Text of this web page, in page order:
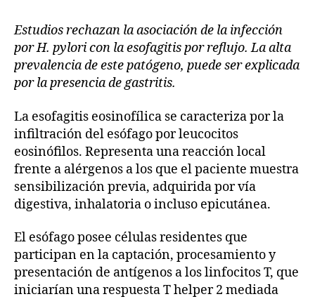
Estudios rechazan la asociación de la infección
por H. pylori con la esofagitis por reflujo. La alta
prevalencia de este patógeno, puede ser explicada
por la presencia de gastritis.
La esofagitis eosinofílica se caracteriza por la
infiltración del esófago por leucocitos
eosinófilos. Representa una reacción local
frente a alérgenos a los que el paciente muestra
sensibilización previa, adquirida por vía
digestiva, inhalatoria o incluso epicutánea.
El esófago posee células residentes que
participan en la captación, procesamiento y
presentación de antígenos a los linfocitos T, que
iniciarían una respuesta T helper 2 mediada